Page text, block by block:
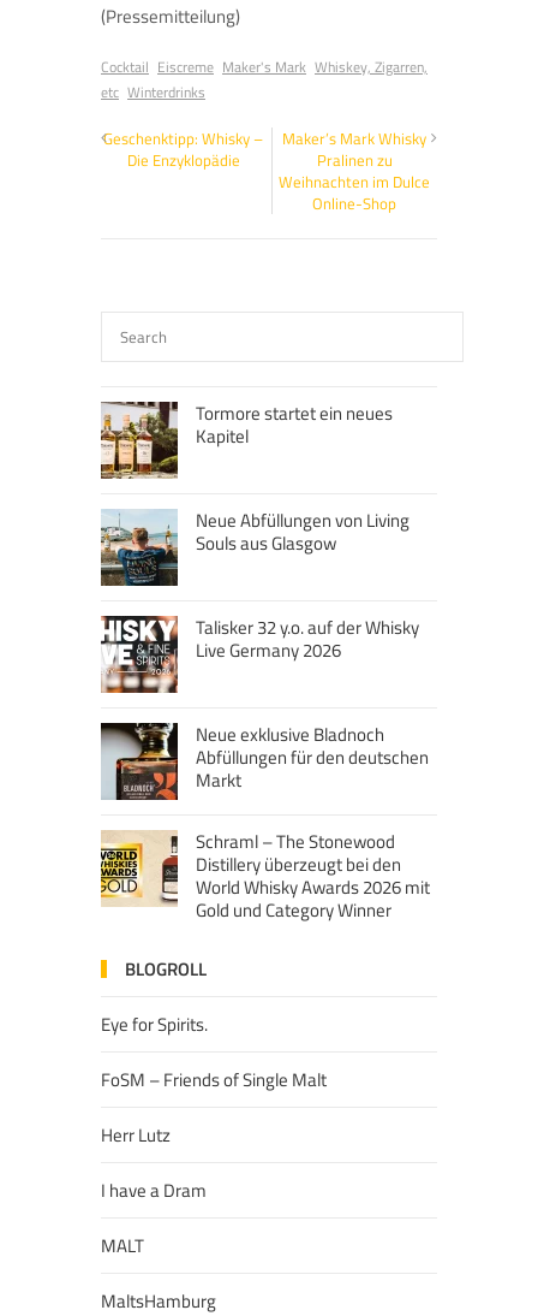
(Pressemitteilung)
Cocktail Eiscreme Maker's Mark Whiskey, Zigarren,
etc Winterdrinks
Geschenktipp: Whisky –
Die Enzyklopädie
Maker’s Mark Whisky
Pralinen zu
Weihnachten im Dulce
Online-Shop
Tormore startet ein neues
Kapitel
Neue Abfüllungen von Living
Souls aus Glasgow
Talisker 32 y.o. auf der Whisky
Live Germany 2026
Neue exklusive Bladnoch
Abfüllungen für den deutschen
Markt
Schraml – The Stonewood
Distillery überzeugt bei den
World Whisky Awards 2026 mit
Gold und Category Winner
BLOGROLL
Eye for Spirits.
FoSM – Friends of Single Malt
Herr Lutz
I have a Dram
MALT
MaltsHamburg